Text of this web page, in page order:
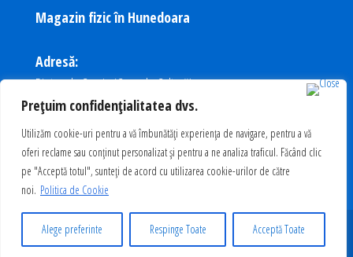
Prețuim confidențialitatea dvs.
Utilizăm cookie-uri pentru a vă îmbunătăți experiența de navigare, pentru a vă
oferi reclame sau conținut personalizat și pentru a ne analiza traficul. Făcând clic
pe "Acceptă totul", sunteți de acord cu utilizarea cookie-urilor de către
noi. Politica de Cookie
Alege preferinte Respinge Toate Acceptă Toate
Magazin fizic în Hunedoara
Adresă:
Pietonala Corvin (Casa de Cultură)
Program:
Luni - Vineri: 16 - 20
Sâmbătă - Duminică: Închis
FanShop Corvinul
Materiale promotionale pentru fanii echipei FC Corvinul 1921 Hunedoara.